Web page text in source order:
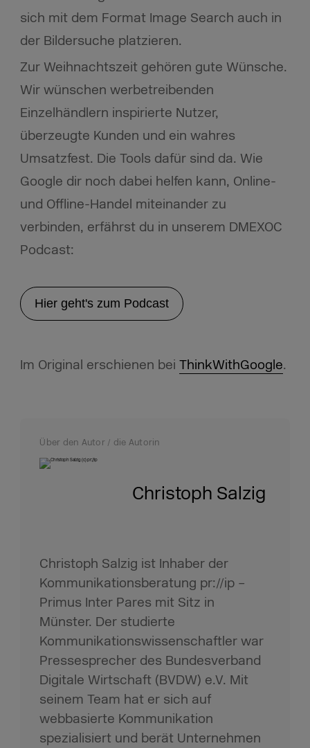
sich mit dem Format Image Search auch in
der Bildersuche platzieren.
Zur Weihnachtszeit gehören gute Wünsche.
Wir wünschen werbetreibenden
Einzelhändlern inspirierte Nutzer,
überzeugte Kunden und ein wahres
Umsatzfest. Die Tools dafür sind da. Wie
Google dir noch dabei helfen kann, Online-
und Offline-Handel miteinander zu
verbinden, erfährst du in unserem DMEXOC
Podcast:
Hier geht's zum Podcast
Im Original erschienen bei ThinkWithGoogle.
Über den Autor / die Autorin
Christoph Salzig
Christoph Salzig ist Inhaber der
Kommunikationsberatung pr://ip –
Primus Inter Pares mit Sitz in
Münster. Der studierte
Kommunikationswissenschaftler war
Pressesprecher des Bundesverband
Digitale Wirtschaft (BVDW) e.V. Mit
seinem Team hat er sich auf
webbasierte Kommunikation
spezialisiert und berät Unternehmen